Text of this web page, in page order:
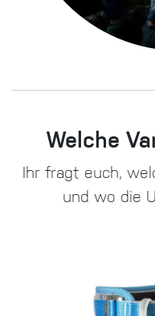
Welche
Ihr fragt euch,
und wo die